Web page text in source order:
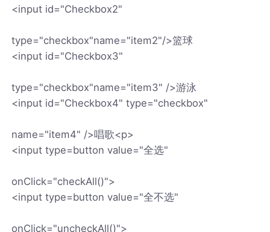
<input id="Checkbox2"
type="checkbox"name="item2"/>篮球
<input id="Checkbox3"
type="checkbox"name="item3" />游泳
<input id="Checkbox4" type="checkbox"
name="item4" />唱歌<p>
<input type=button value="全选"
onClick="checkAll()">
<input type=button value="全不选"
onClick="uncheckAll()">